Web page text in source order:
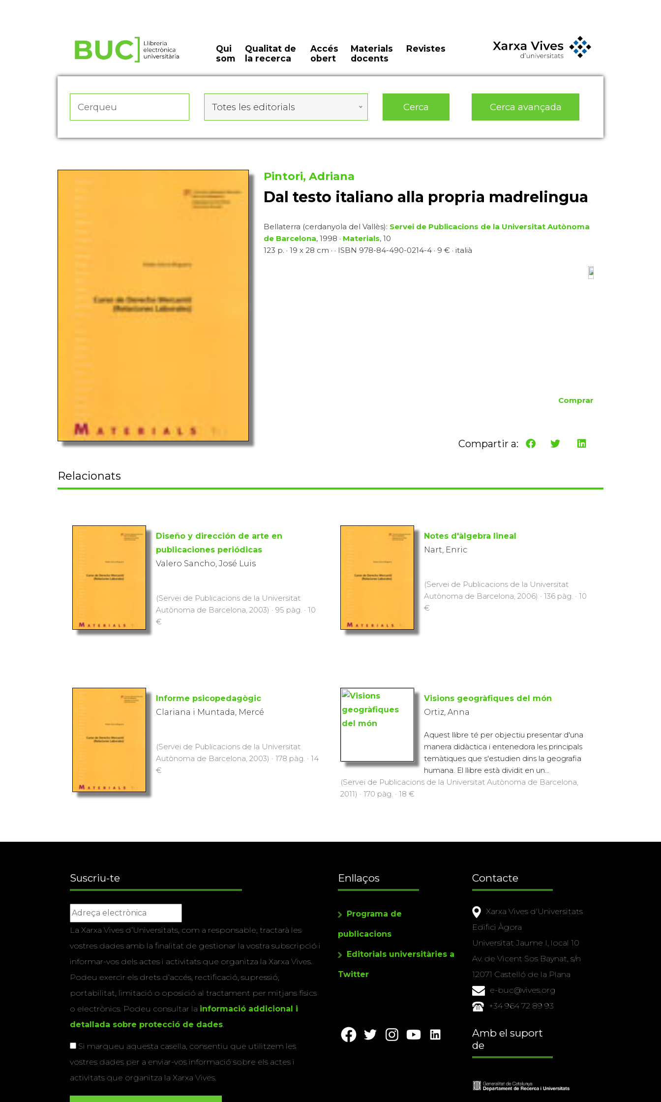
Qui
som
Qualitat de
la recerca
Accés
obert
Materials
docents
Revistes
Totes les editorials Cerca Cerca avançada
Pintori, Adriana
Dal testo italiano alla propria madrelingua
Bellaterra (cerdanyola del Vallès): Servei de Publicacions de la Universitat Autònoma
de Barcelona, 1998 · Materials, 10
123 p. · 19 x 28 cm · · ISBN 978-84-490-0214-4 · 9 € · italià
Comprar
Compartir a:
Relacionats
Diseño y dirección de arte en
publicaciones periódicas
Valero Sancho, José Luis
(Servei de Publicacions de la Universitat
Autònoma de Barcelona, 2003) · 95 pàg. · 10
€
Notes d'àlgebra lineal
Nart, Enric
(Servei de Publicacions de la Universitat
Autònoma de Barcelona, 2006) · 136 pàg. · 10
€
Informe psicopedagògic
Clariana i Muntada, Mercé
(Servei de Publicacions de la Universitat
Autònoma de Barcelona, 2003) · 178 pàg. · 14
€
Visions geogràfiques del món
Ortiz, Anna
Aquest llibre té per objectiu presentar d'una
manera didàctica i entenedora les principals
temàtiques que s'estudien dins la geografia
humana. El llibre està dividit en un...
(Servei de Publicacions de la Universitat Autònoma de Barcelona,
2011) · 170 pàg. · 18 €
Suscriu-te
La Xarxa Vives d’Universitats, com a responsable, tractarà les
vostres dades amb la finalitat de gestionar la vostra subscripció i
informar-vos dels actes i activitats que organitza la Xarxa Vives.
Podeu exercir els drets d’accés, rectificació, supressió,
portabilitat, limitació o oposició al tractament per mitjans físics
o electrònics. Podeu consultar la informació addicional i
detallada sobre protecció de dades.
Si marqueu aquesta casella, consentiu que utilitzem les
vostres dades per a enviar-vos informació sobre els actes i
activitats que organitza la Xarxa Vives.
Enllaços
Programa de
publicacions
Editorials universitàries a
Twitter
Contacte
Xarxa Vives d'Universitats
Edifici Àgora
Universitat Jaume I, local 10
Av. de Vicent Sos Baynat, s/n
12071 Castelló de la Plana
e-buc@vives.org
+34 964 72 89 93
Amb el suport
de